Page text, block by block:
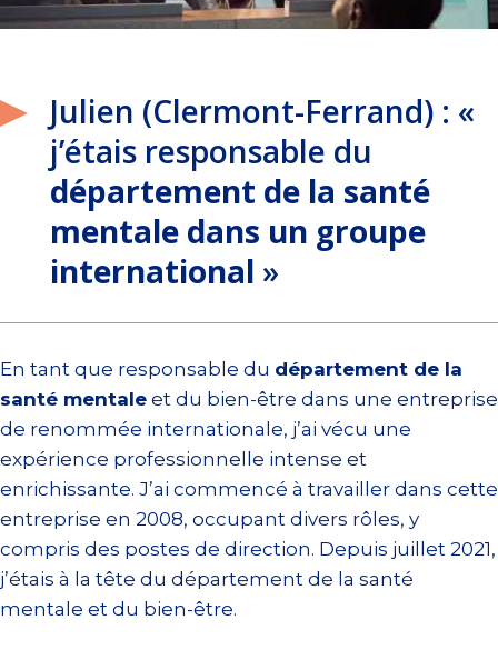
Julien (Clermont-Ferrand) : «
j’étais responsable du
département de la santé
mentale dans un groupe
international »
En tant que responsable du département de la
santé mentale et du bien-être dans une entreprise
de renommée internationale, j’ai vécu une
expérience professionnelle intense et
enrichissante. J’ai commencé à travailler dans cette
entreprise en 2008, occupant divers rôles, y
compris des postes de direction. Depuis juillet 2021,
j’étais à la tête du département de la santé
mentale et du bien-être.